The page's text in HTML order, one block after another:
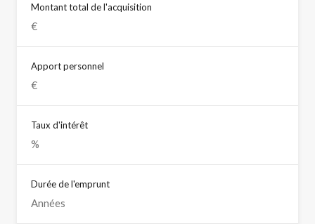
Montant total de l'acquisition
Apport personnel
Taux d'intérêt
Durée de l'emprunt